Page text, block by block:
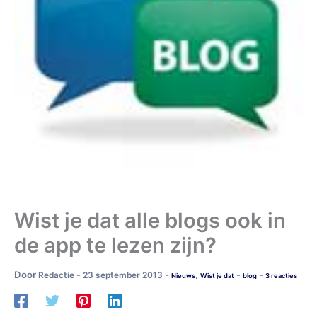
Wist je dat alle blogs ook in
de app te lezen zijn?
Door Redactie - 23 september 2013 - Nieuws, Wist je dat - blog - 3 reacties